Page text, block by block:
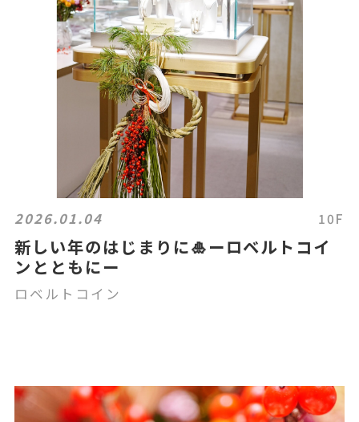
2026.01.04 10F
新しい年のはじまりに🎍ーロベルトコイ
ンとともにー
ロベルトコイン